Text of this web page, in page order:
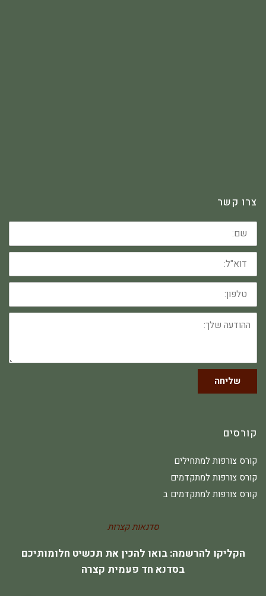
צרו קשר
שם:
דוא"ל:
טלפון:
ההודעה
שלך:
שליחה
קורסים
קורס צורפות למתחילים
קורס צורפות למתקדמים
קורס צורפות למתקדמים ב
סדנאות קצרות
הקליקו להרשמה: בואו להכין את תכשיט חלומותיכם
בסדנא חד פעמית קצרה